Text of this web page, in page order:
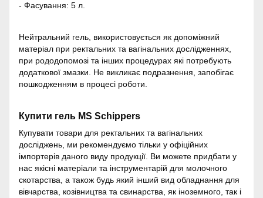
- Фасування: 5 л.
Нейтральний гель, використовується як допоміжний
матеріал при ректальних та вагінальних дослідженнях,
при рододопомозі та інших процедурах які потребують
додаткової змазки.
Не викликає подразнення, запобігає
пошкодженням в процесі роботи.
Купити гель MS Schippers
Купувати товари для ректальних та вагінальних
досліджень, ми рекомендуємо тільки у офіційних
імпортерів даного виду продукції. Ви можете придбати у
нас якісні матеріали та інструментарій для молочного
скотарства, а також будь який інший вид обладнання для
вівчарства, козівництва та свинарства, як іноземного, так і